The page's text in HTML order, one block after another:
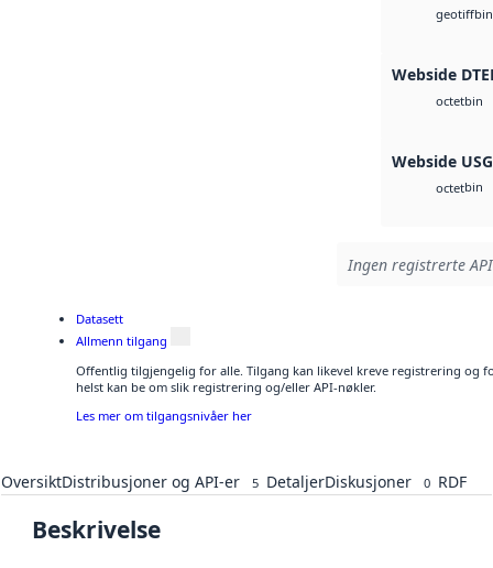
geotiffbin
Webside
octetbin
Webside
octetbin
Ingen registrerte
Datasett
Allmenn tilgang
Offentlig tilgjengelig for alle. Tilgang kan likevel kreve registrering og
helst kan be om slik registrering og/eller API-nøkler.
Les mer om tilgangsnivåer her
OversiktDistribusjoner og API-er 5 DetaljerDiskusjoner 0 RDF
Beskrivelse